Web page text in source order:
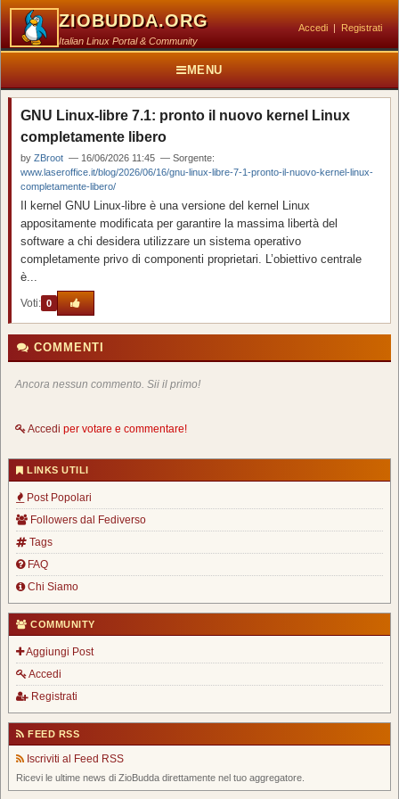
ZIOBUDDA.ORG
Italian Linux Portal & Community
Accedi | Registrati
MENU
GNU Linux-libre 7.1: pronto il nuovo kernel Linux
completamente libero
by ZBroot — 16/06/2026 11:45 — Sorgente:
www.laseroffice.it/blog/2026/06/16/gnu-linux-libre-7-1-pronto-il-nuovo-kernel-linux-
completamente-libero/
Il kernel GNU Linux-libre è una versione del kernel Linux
appositamente modificata per garantire la massima libertà del
software a chi desidera utilizzare un sistema operativo
completamente privo di componenti proprietari. L’obiettivo centrale
è...
Voti: 0
COMMENTI
Ancora nessun commento. Sii il primo!
Accedi per votare e commentare!
LINKS UTILI
Post Popolari
Followers dal Fediverso
Tags
FAQ
Chi Siamo
COMMUNITY
Aggiungi Post
Accedi
Registrati
FEED RSS
Iscriviti al Feed RSS
Ricevi le ultime news di ZioBudda direttamente nel tuo aggregatore.